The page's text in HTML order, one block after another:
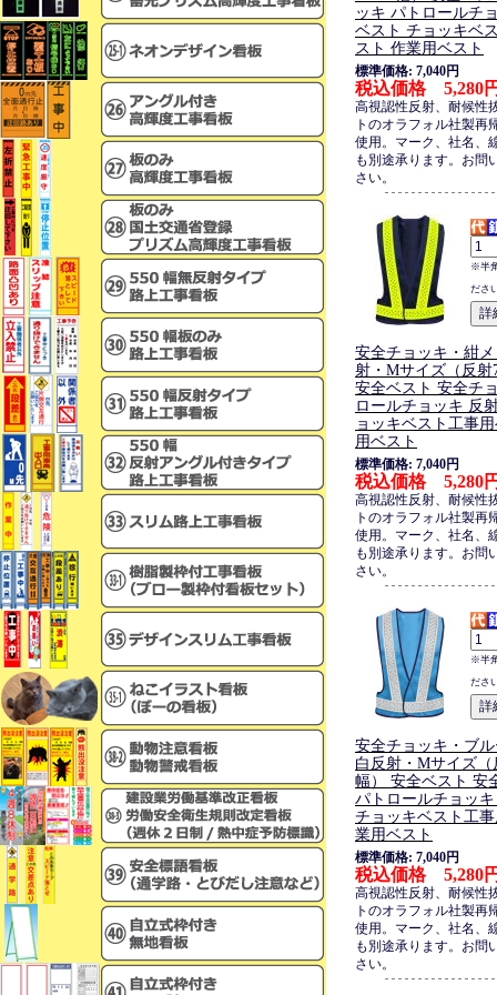
ッキ パトロールチ
ベスト チョッキベ
スト 作業用ベスト
標準価格: 7,040円
税込価格 5,280
高視認性反射、耐候性
トのオラフォル社製再
使用。マーク、社名、
も別途承ります。お問
さい。
※半
ださ
安全チョッキ・紺
射・Mサイズ（反射
安全ベスト 安全チ
ロールチョッキ 反
ョッキベスト工事
用ベスト
標準価格: 7,040円
税込価格 5,280
高視認性反射、耐候性
トのオラフォル社製再
使用。マーク、社名、
も別途承ります。お問
さい。
※半
ださ
安全チョッキ・ブ
白反射・Mサイズ（
幅） 安全ベスト 安
パトロールチョッ
チョッキベスト工
業用ベスト
標準価格: 7,040円
税込価格 5,280
高視認性反射、耐候性
トのオラフォル社製再
使用。マーク、社名、
も別途承ります。お問
さい。